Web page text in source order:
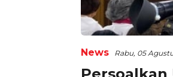
News Rabu, 05